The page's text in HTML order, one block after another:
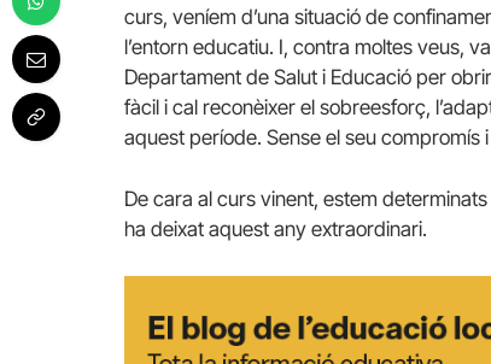
curs, veníem d’una situació de
l’entorn educatiu. I, contra moltes veus,
Departament de Salut i Educació per
fàcil i cal reconèixer el sobreesforç,
aquest període. Sense el seu compromís
De cara al curs vinent, estem
ha deixat aquest any extraordinari.